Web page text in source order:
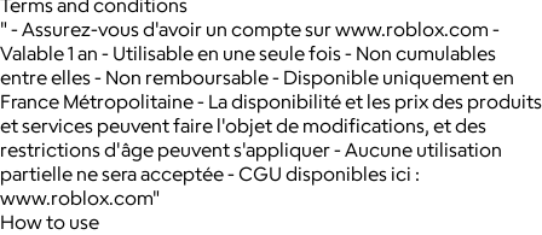
" - Assurez-vous d'avoir un compte sur www.roblox.com -
Valable 1 an - Utilisable en une seule fois - Non cumulables
entre elles - Non remboursable - Disponible uniquement en
France Métropolitaine - La disponibilité et les prix des produits
et services peuvent faire l'objet de modifications, et des
restrictions d'âge peuvent s'appliquer - Aucune utilisation
partielle ne sera acceptée - CGU disponibles ici :
www.roblox.com"
How to use